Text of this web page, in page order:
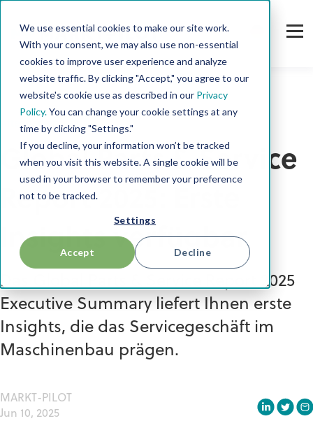
We use essential cookies to make our site work.
With your consent, we may also use non-essential
cookies to improve user experience and analyze
website traffic. By clicking "Accept," you agree to our
website's cookie use as described in our Privacy
Policy.You can change your cookie settings at any
time by clicking "Settings."
If you decline, your information won’t be tracked
when you visit this website. A single cookie will be
used in your browser to remember your preference
not to be tracked.
Settings
Accept Decline
Aftermarket
Global Parts & Service
Report 2025: Erste
Insights verfügbar
Das Global Parts & Service Report 2025
Executive Summary liefert Ihnen erste
Insights, die das Servicegeschäft im
Maschinenbau prägen.
MARKT-PILOT
Jun 10, 2025